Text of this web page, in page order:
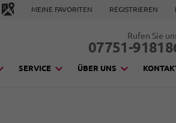
MEINE FAVORITEN REGISTRIEREN
Rufen Sie
07751-
SERVICE ÜBER UNS